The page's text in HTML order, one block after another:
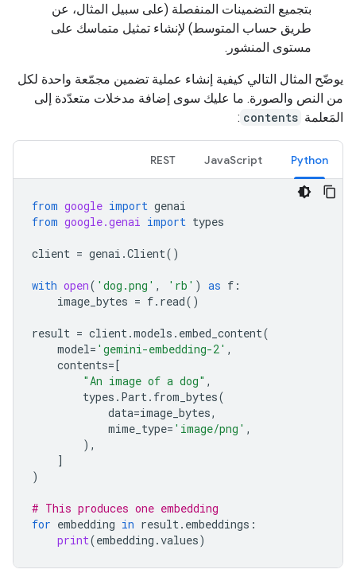
بتجميع التضمينات المنفصلة (على سبيل المثال، عن
طريق حساب المتوسط) لإنشاء تمثيل متماسك على
مستوى المنشور.
يوضّح المثال التالي كيفية إنشاء عملية تضمين مجمّعة واحدة لكل
من النص والصورة. ما عليك سوى إضافة مدخلات متعدّدة إلى
المَعلمة contents
:
Python
JavaScript
REST
from google import genai
from google.genai import types
client = genai .Client()
with open( 'dog.png' , 'rb' ) as f :
image_bytes = f. read()
result = client.models . embed_content(
model= 'gemini-embedding-2' ,
contents=[
"An image of a dog" ,
types . Part. from_bytes(
data=image_bytes,
mime_type= 'image/png' ,
),
]
)
# This produces one embedding
for embedding in result. embeddings :
print(embedding .values)